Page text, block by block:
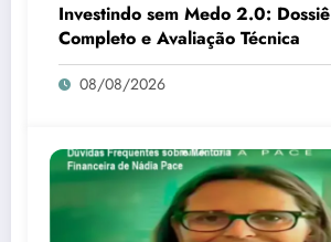
Investindo sem Medo 2.0: Dossiê
Completo e Avaliação Técnica
08/08/2026